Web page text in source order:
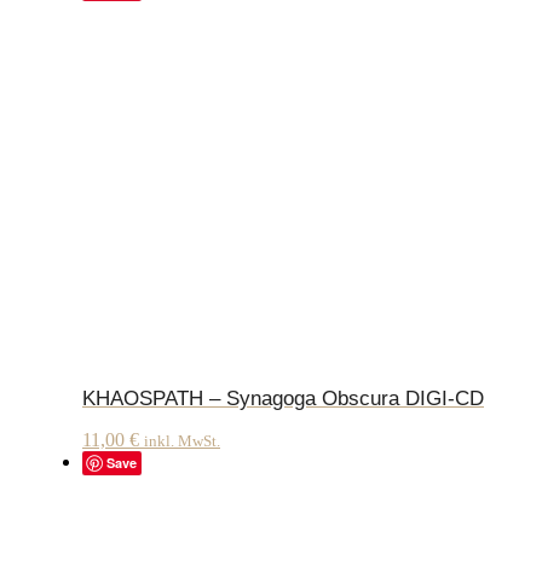
KHAOSPATH – Synagoga Obscura DIGI-CD
11,00 € inkl. MwSt.
Save